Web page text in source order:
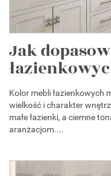
Jak
Kolor mebli łazienkowych
wielkość i charakter
małe łazienki, a ciemne
aranżacjom....